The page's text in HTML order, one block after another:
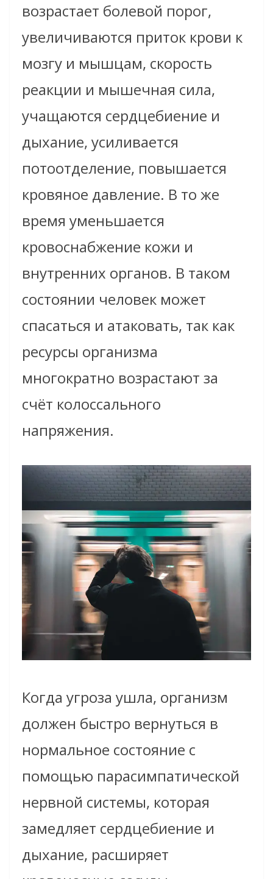
возрастает болевой порог,
увеличиваются приток крови к
мозгу и мышцам, скорость
реакции и мышечная сила,
учащаются сердцебиение и
дыхание, усиливается
потоотделение, повышается
кровяное давление. В то же
время уменьшается
кровоснабжение кожи и
внутренних органов. В таком
состоянии человек может
спасаться и атаковать, так как
ресурсы организма
многократно возрастают за
счёт колоссального
напряжения.
Когда угроза ушла, организм
должен быстро вернуться в
нормальное состояние с
помощью парасимпатической
нервной системы, которая
замедляет сердцебиение и
дыхание, расширяет